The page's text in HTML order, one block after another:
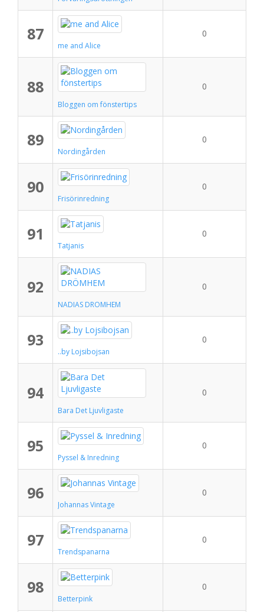
87
me and Alice
0
88
Bloggen om fönstertips
0
89
Nordingården
0
90
Frisörinredning
0
91
Tatjanis
0
92
NADIAS DRÖMHEM
0
93
..by Lojsibojsan
0
94
Bara Det Ljuvligaste
0
95
Pyssel & Inredning
0
96
Johannas Vintage
0
97
Trendspanarna
0
98
Betterpink
0